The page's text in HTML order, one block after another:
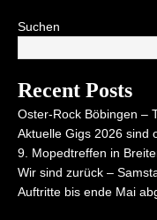
Suchen
Recent Posts
Oster-Rock Böbingen –
Aktuelle Gigs 2026 sind
9. Mopedtreffen in
Wir sind zurück –
Auftritte bis ende Mai